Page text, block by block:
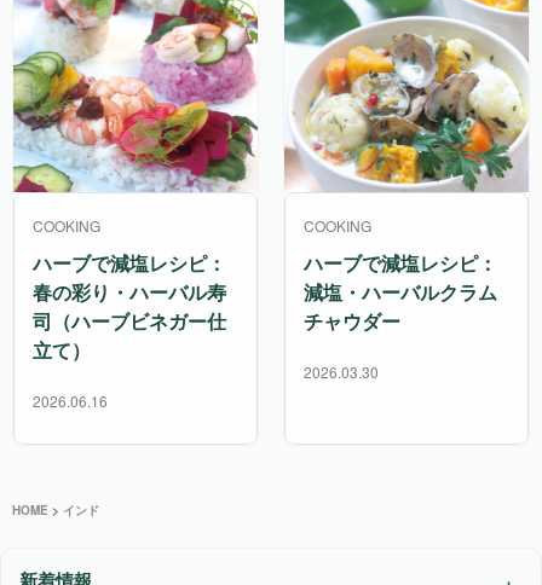
COOKING
ハーブで減塩レシピ：
春の彩り・ハーバル寿
司（ハーブビネガー仕
立て）
2026.06.16
COOKING
ハーブで減塩レシピ：
減塩・ハーバルクラム
チャウダー
2026.03.30
HOME > インド